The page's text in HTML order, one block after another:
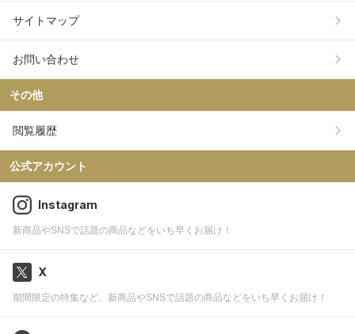
サイトマップ
お問い合わせ
その他
閲覧履歴
公式アカウント
Instagram
新商品やSNSで話題の商品などをいち早くお届け！
X
期間限定の特集など、新商品やSNSで話題の商品などをいち早くお届け！